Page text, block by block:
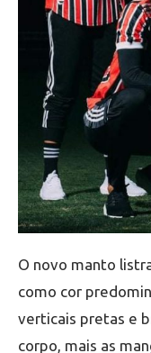
O novo manto
como cor
verticais pretas e
corpo, mais as